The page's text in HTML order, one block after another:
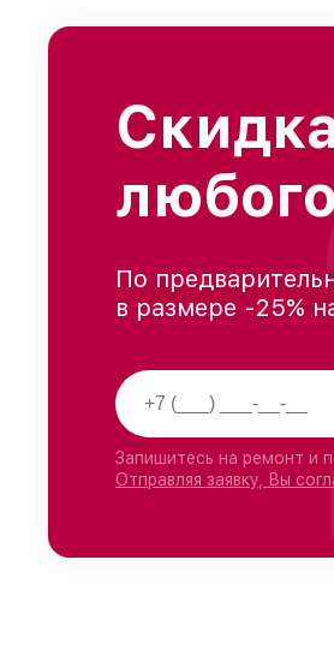
По
в размере -25%
Запишитесь на ремонт и
Отправляя заявку, Вы